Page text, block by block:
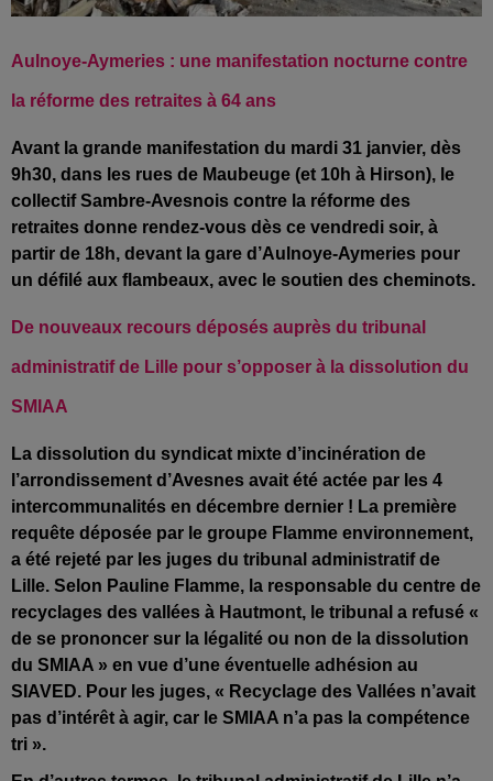
Aulnoye-Aymeries : une manifestation nocturne contre
la réforme des retraites à 64 ans
Avant la grande manifestation du mardi 31 janvier, dès
9h30, dans les rues de Maubeuge (et 10h à Hirson), le
collectif Sambre-Avesnois contre la réforme des
retraites donne rendez-vous dès ce vendredi soir, à
partir de 18h, devant la gare d’Aulnoye-Aymeries pour
un défilé aux flambeaux, avec le soutien des cheminots.
De nouveaux recours déposés auprès du tribunal
administratif de Lille pour s’opposer à la dissolution du
SMIAA
La dissolution du syndicat mixte d’incinération de
l’arrondissement d’Avesnes avait été actée par les 4
intercommunalités en décembre dernier ! La première
requête déposée par le groupe Flamme environnement,
a été rejeté par les juges du tribunal administratif de
Lille. Selon Pauline Flamme, la responsable du centre de
recyclages des vallées à Hautmont, le tribunal a refusé «
de se prononcer sur la légalité ou non de la dissolution
du SMIAA » en vue d’une éventuelle adhésion au
SIAVED. Pour les juges, « Recyclage des Vallées n’avait
pas d’intérêt à agir, car le SMIAA n’a pas la compétence
tri ».